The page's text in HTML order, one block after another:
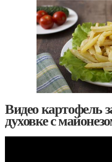
Видео картофель
духовке с